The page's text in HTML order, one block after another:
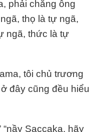
phải chăng ông
thọ là tự ngã,
ngã, thức là tự
tôi chủ trương
đây cũng đều hiểu
Saccaka, hãy